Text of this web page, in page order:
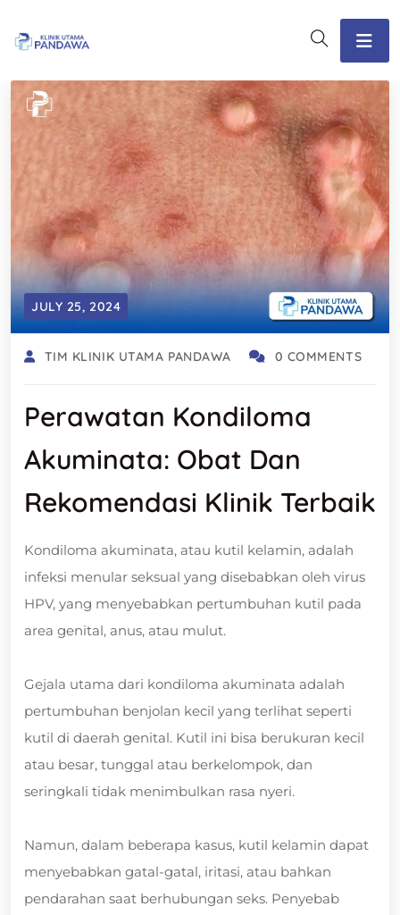
JULY 25, 2024
TIM KLINIK UTAMA PANDAWA 0 COMMENTS
Perawatan Kondiloma
Akuminata: Obat Dan
Rekomendasi Klinik Terbaik
Kondiloma akuminata, atau kutil kelamin, adalah
infeksi menular seksual yang disebabkan oleh virus
HPV, yang menyebabkan pertumbuhan kutil pada
area genital, anus, atau mulut.
Gejala utama dari kondiloma akuminata adalah
pertumbuhan benjolan kecil yang terlihat seperti
kutil di daerah genital. Kutil ini bisa berukuran kecil
atau besar, tunggal atau berkelompok, dan
seringkali tidak menimbulkan rasa nyeri.
Namun, dalam beberapa kasus, kutil kelamin dapat
menyebabkan gatal-gatal, iritasi, atau bahkan
pendarahan saat berhubungan seks. Penyebab